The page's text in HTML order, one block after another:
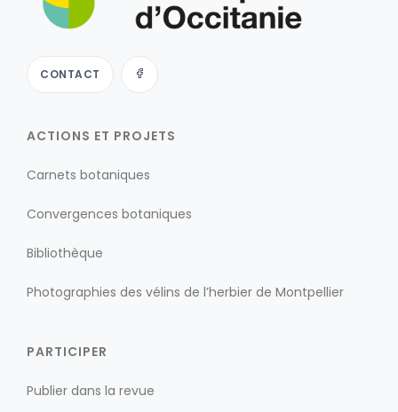
CONTACT
ACTIONS ET PROJETS
Carnets botaniques
Convergences botaniques
Bibliothèque
Photographies des vélins de l’herbier de Montpellier
PARTICIPER
Publier dans la revue